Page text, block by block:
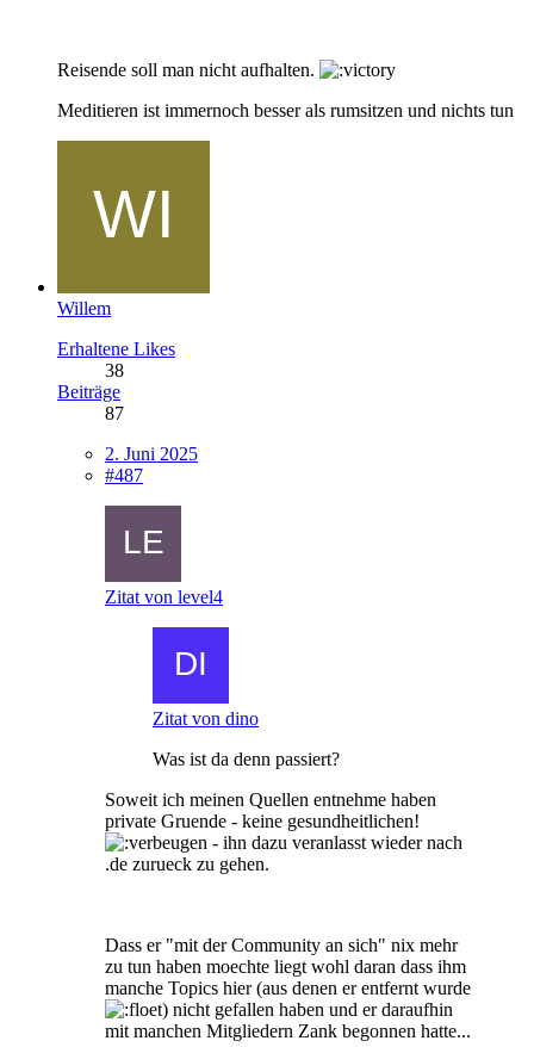
Reisende soll man nicht aufhalten.
Meditieren ist immernoch besser als rumsitzen und nichts tun
Willem
Erhaltene Likes
38
Beiträge
87
2. Juni 2025
#487
Zitat von level4
Zitat von dino
Was ist da denn passiert?
Soweit ich meinen Quellen entnehme haben
private Gruende - keine gesundheitlichen!
- ihn dazu veranlasst wieder nach
.de zurueck zu gehen.
Dass er "mit der Community an sich" nix mehr
zu tun haben moechte liegt wohl daran dass ihm
manche Topics hier (aus denen er entfernt wurde
) nicht gefallen haben und er daraufhin
mit manchen Mitgliedern Zank begonnen hatte...